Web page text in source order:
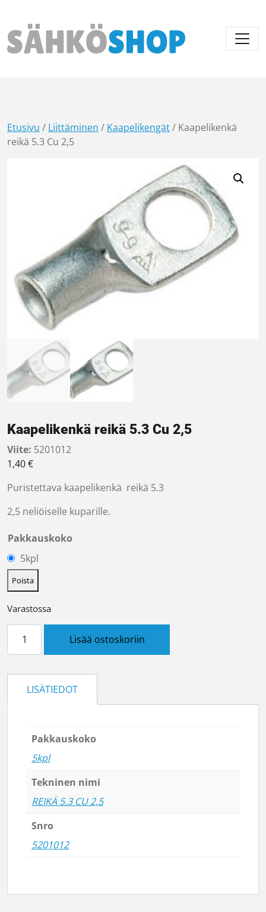
Päävalikko
Etusivu / Liittäminen / Kaapelikengät/ Kaapelikenkä
reikä 5.3 Cu 2,5
Kaapelikenkä reikä 5.3 Cu 2,5
Viite: 5201012
1,40€
Puristettava kaapelikenkä reikä 5.3
2,5 neliöiselle kuparille.
Pakkauskoko
5kpl
Poista
Varastossa
Kaapelikenkä reikä 5.3 Cu 2,5 määrä
Lisää ostoskoriin
LISÄTIEDOT
Pakkauskoko
5kpl
Tekninen nimi
REIKÄ 5.3 CU 2,5
Snro
5201012